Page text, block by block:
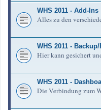
WHS 2011 - Add-Ins
Alles zu den
WHS 2011 -
Hier kann gesichert
WHS 2011 -
Die Verbindung zum